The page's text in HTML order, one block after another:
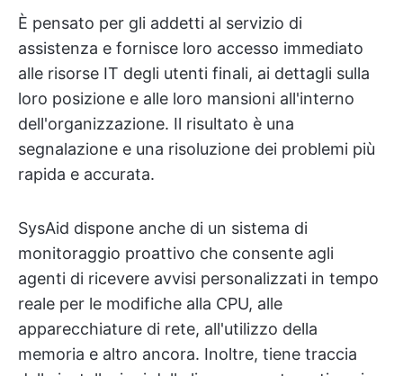
È pensato per gli addetti al servizio di
assistenza e fornisce loro accesso immediato
alle risorse IT degli utenti finali, ai dettagli sulla
loro posizione e alle loro mansioni all'interno
dell'organizzazione. Il risultato è una
segnalazione e una risoluzione dei problemi più
rapida e accurata.
SysAid dispone anche di un sistema di
monitoraggio proattivo che consente agli
agenti di ricevere avvisi personalizzati in tempo
reale per le modifiche alla CPU, alle
apparecchiature di rete, all'utilizzo della
memoria e altro ancora. Inoltre, tiene traccia